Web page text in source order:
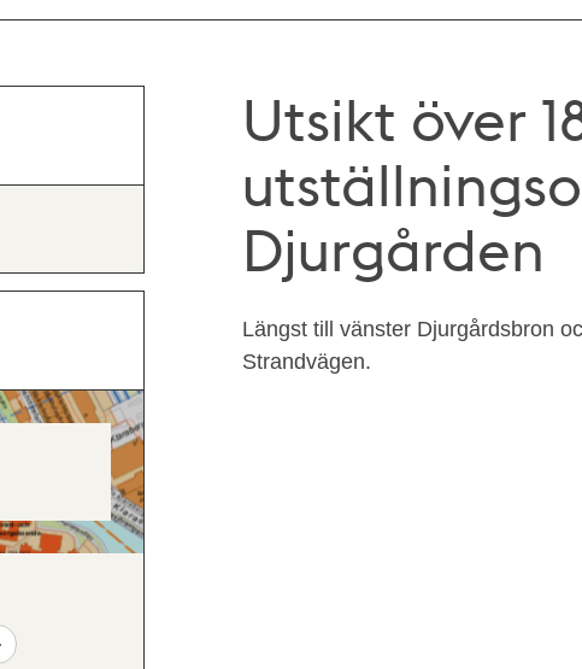
Utsikt över
Djurgården
Längst till vänster Djurgårdsbron
Strandvägen.